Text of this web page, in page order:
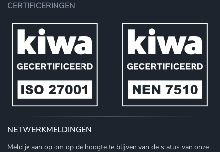
CERTIFICERINGEN
NETWERKMELDINGEN
Meld je aan op om op de hoogte te blijven van de status van onze